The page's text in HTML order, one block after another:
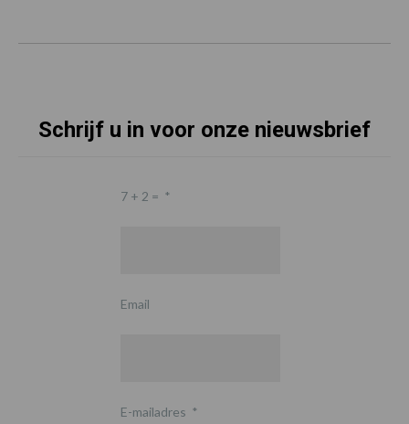
Schrijf u in voor onze nieuwsbrief
7 + 2 = *
Email
E-mailadres *